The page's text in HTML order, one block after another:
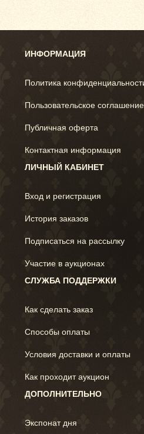
ИНФОРМАЦИЯ
Политика
Пользовательское соглашение
Публичная оферта
Контактная информация
ЛИЧНЫЙ КАБИНЕТ
Вход и регистрация
История заказов
Подписаться на рассылку
Участие в аукционах
СЛУЖБА ПОДДЕРЖКИ
Как сделать заказ
Способы оплаты
Условия доставки и оплаты
Как проходит аукцион
ДОПОЛНИТЕЛЬНО
Экспонат дня